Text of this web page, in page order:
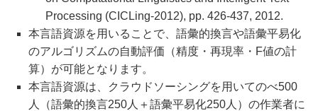
Processing (CICLing-2012), pp. 426-437, 2012.
本言語資源を用いることで、語彙的換言や語彙平易化
のアルゴリズムの自動評価（精度・再現率・F値の計
算）が可能となります。
本言語資源は、クラウドソーシングを用いてのべ500
人（語彙的換言250人＋語彙平易化250人）の作業者に